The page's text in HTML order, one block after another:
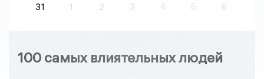
31
1 2 3 4 5 6
100 самых влиятельных людей